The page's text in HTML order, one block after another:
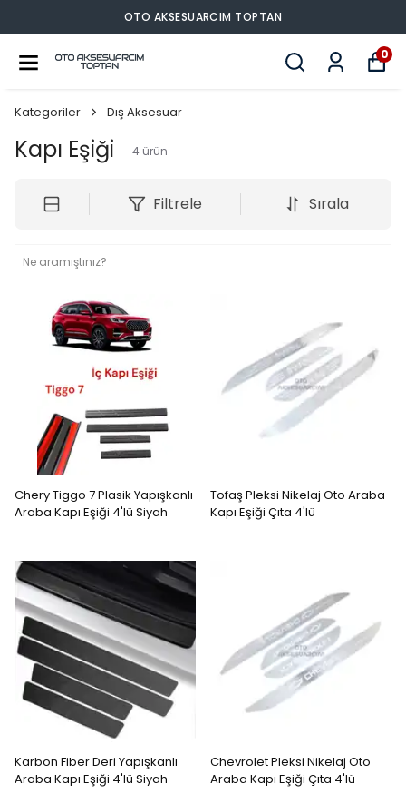
OTO AKSESUARCIM TOPTAN
0
Kategoriler Dış Aksesuar
Kapı Eşiği 4 ürün
Filtrele Sırala
Chery Tiggo 7 Plasik Yapışkanlı
Araba Kapı Eşiği 4'lü Siyah
Tofaş Pleksi Nikelaj Oto Araba
Kapı Eşiği Çıta 4'lü
Karbon Fiber Deri Yapışkanlı
Araba Kapı Eşiği 4'lü Siyah
Chevrolet Pleksi Nikelaj Oto
Araba Kapı Eşiği Çıta 4'lü